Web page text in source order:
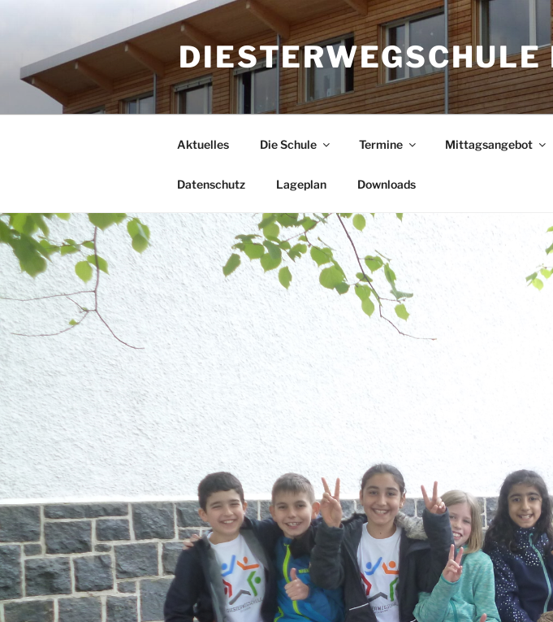
DIESTERWEGSCHULE
Aktuelles Die Schule Termine Mittagsangebot
Datenschutz Lageplan Downloads